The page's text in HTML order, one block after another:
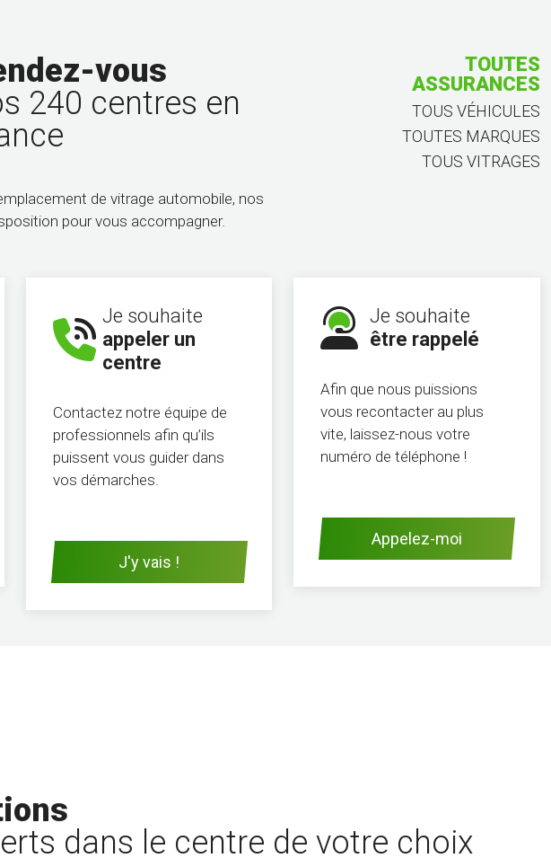
vous
240 centres en
de vitrage automobile, nos
pour vous accompagner.
TOUTES ASSURANCES
TOUS VÉHICULES
TOUTES MARQUES
TOUS VITRAGES
Je souhaite
appeler un
centre
Contactez notre équipe de
professionnels afin qu’ils
puissent vous guider dans
vos démarches.
J'y vais !
Je souhaite
être rappelé
Afin que nous puissions
vous recontacter au plus
vite, laissez-nous votre
numéro de téléphone !
Appelez-moi
dans le centre de votre choix